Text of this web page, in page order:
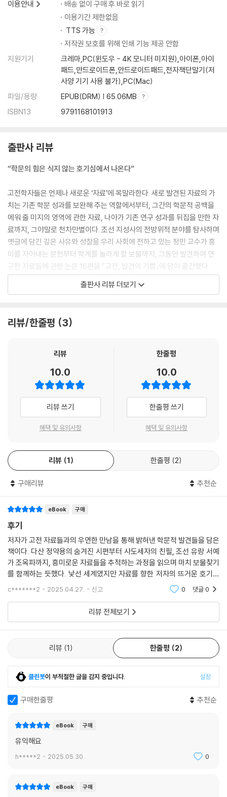
이용안내
배송 없이 구매 후 바로 읽기
이용기간 제한없음
TTS 가능
저작권 보호를 위해 인쇄 기능 제공 안함
지원기기
크레마,PC(윈도우 - 4K 모니터 미지원),아이폰,아이
패드,안드로이드폰,안드로이드패드,전자책단말기(저
사양 기기 사용 불가),PC(Mac)
파일/용량
EPUB(DRM) | 65.06MB
ISBN13
9791168101913
출판사 리뷰
“학문의 힘은 식지 않는 호기심에서 나온다”
고전학자들은 언제나 새로운 ‘자료’에 목말라한다. 새로 발견된 자료의 가
치는 기존 학문 성과를 보완해 주는 역할에서부터, 그간의 학문적 공백을
메워 줄 미지의 영역에 관한 자료, 나아가 기존 연구 성과를 뒤집을 만한 자
료까지, 그야말로 천차만별이다. 조선 지성사의 전방위적 분야를 탐사하며
옛글에 담긴 깊은 사유와 성찰을 우리 사회에 전하고 있는 정민 교수가 흥
미를 자아내는 문헌부터 학계를 놀라게 할 보물까지, 그동안 발견하여 연
구한 자료들에 관한 논문 16편을 『고전, 발견의 기쁨』에 담아 출간했다.
저자는 서문에서 자신의 공부 인생이 고전 자료들과의 “만남에 대한 반응
첩을 무심히 받았는데 그것이 사도세자의 친필이고, 그 스승들의 편지를
림 병풍 속에 소품으로 등장한 펼쳐진 책면에서 다산 정약용의 사라진 시
국 양주를 떠돌던 조선인 유랑 서예가 조옥파의 존재를 알게 된 경우 등이
그러하다.
또한 저자는 책 속에서 생각지 않은 정보와 느닷없이 맞닥뜨렸을 때도 마
찬가지라고 하면서, 그것이 학계에서 오래 찾던 자료이거나, 또는 전혀 엉
진행 중이던 일체의 작업을 멈추고 여기에 몰입”했다고도 한다. 『상두지』
와 「상찬계시말」, 『치원소고』와 『치원진장』, 다산의 아들 정학유가 흑산도
로 중부(仲父) 정약전을 찾아갈 때 쓴 기행문 「부해기」와 만났을 때가 그
런 예에 해당한다.
저자는 “학문의 힘은 성실한 노력과 정확한 분석 말고도 식지 않는 호기심
에서 나온다.”고 하면서, “자료와 나 사이로 흐르는 전류의 스파크 없이는
안 될 일”이라고 덧붙인다.
책가도 병풍에서 발견한 다산 친필 시첩부터
남계우?석주명?정인보의 나비 이야기까지
이 책은 3부로 구성되어 있다. 1부 ‘다산의 여운’에는 다산 정약용과 직간접
으로 관련된 문헌과 자료를 다룬 5편의 글이, 2부 ‘자료의 갈피’에는 사도
세자의 『집복헌필첩』, 이덕리의 『상두지』, 이덕무의 『영처집』 등 그 밖의
암을 사랑했던 옛사람들, 남계우?석주명?정인보의 나비 이야기 등 현장이
나 그림, 편편의 자료들을 다룬 4편의 글이 실려 있다.
리움미술관 소장 [호피장막책가도]에서 저자는 그동안 존재를 몰랐던 다
산의 시 3편을 발견했다. 책가도 한가운데 펼쳐진 책 그림을 통해서다. 한
편은 「산정에서 대작하며 진정국사의 시에 차운하다(山亭對酌次韻眞
운하다(山亭對花又次眞靜韻)」라는 제목 아래 쓰인 두 편이다. 마지막
편은 절반인 네 구절만 확인이 가능하다. 저자는 이 시들을 한 글자 한 글자
판독하여 번역한 후, 이 시 끝에 쓰인 ‘자하산인’과 ‘다창’이 다산 정약용임
출판사 리뷰 더보기
리뷰/한줄평 3
리뷰
10.0
리뷰 쓰기
혜택 및 유의사항
한줄평
10.0
한줄평 쓰기
혜택 및 유의사항
리뷰 1 한줄평 2
구매리뷰 추천순
eBook 구매
후기
저자가 고전 자료들과의 우연한 만남을 통해 밝혀낸 학문적 발견들을 담은
책이다. 다산 정약용의 숨겨진 시편부터 사도세자의 친필, 조선 유랑 서예
가 조옥파까지, 흥미로운 자료들을 추적하는 과정을 읽으며 마치 보물찾기
를 함께하는 듯했다. 낯선 세계였지만 자료를 향한 저자의 뜨거운 호기심
과 집념 덕분에 고전 연구의 매력을 새삼 느낄 수 있었다.
c*******2 2025.04.27. 신고 0 댓글0
리뷰 전체보기
리뷰 1 한줄평 2
클린봇이 부적절한 글을 감지 중입니다. 설정
구매한줄평 추천순
eBook 구매
유익해요
h*****2 2025.05.30. 0
eBook 구매